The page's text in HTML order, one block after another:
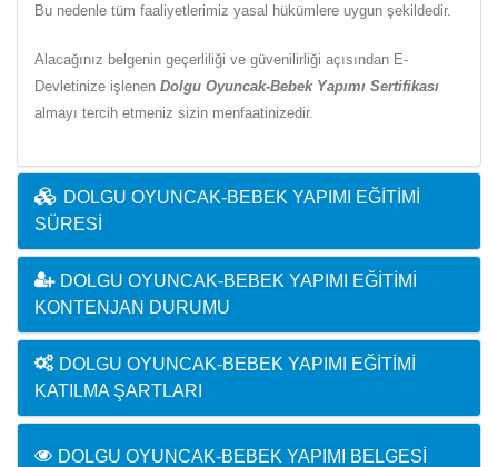
Bu nedenle tüm faaliyetlerimiz yasal hükümlere uygun şekildedir.
Alacağınız belgenin geçerliliği ve güvenilirliği açısından E-
Devletinize işlenen Dolgu Oyuncak-Bebek Yapımı Sertifikası
almayı tercih etmeniz sizin menfaatinizedir.
DOLGU OYUNCAK-BEBEK YAPIMI EĞITIMI
SÜRESI
DOLGU OYUNCAK-BEBEK YAPIMI EĞITIMI
KONTENJAN DURUMU
DOLGU OYUNCAK-BEBEK YAPIMI EĞITIMI
KATILMA ŞARTLARI
DOLGU OYUNCAK-BEBEK YAPIMI BELGESI